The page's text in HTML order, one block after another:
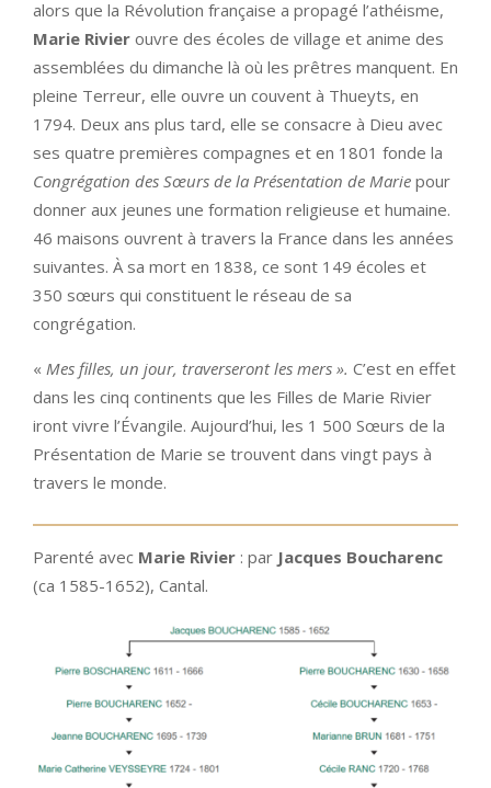
alors que la Révolution française a propagé l’athéisme,
Marie Rivier ouvre des écoles de village et anime des
assemblées du dimanche là où les prêtres manquent. En
pleine Terreur, elle ouvre un couvent à Thueyts, en
1794. Deux ans plus tard, elle se consacre à Dieu avec
ses quatre premières compagnes et en 1801 fonde la
Congrégation des Sœurs de la Présentation de Marie pour
donner aux jeunes une formation religieuse et humaine.
46 maisons ouvrent à travers la France dans les années
suivantes. À sa mort en 1838, ce sont 149 écoles et
350 sœurs qui constituent le réseau de sa
congrégation.
« Mes filles, un jour, traverseront les mers ». C’est en effet
dans les cinq continents que les Filles de Marie Rivier
iront vivre l’Évangile. Aujourd’hui, les 1 500 Sœurs de la
Présentation de Marie se trouvent dans vingt pays à
travers le monde.
Parenté avec Marie Rivier : par Jacques Boucharenc
(ca 1585-1652), Cantal.